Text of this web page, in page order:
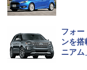
フォー
ンを搭
ニアム